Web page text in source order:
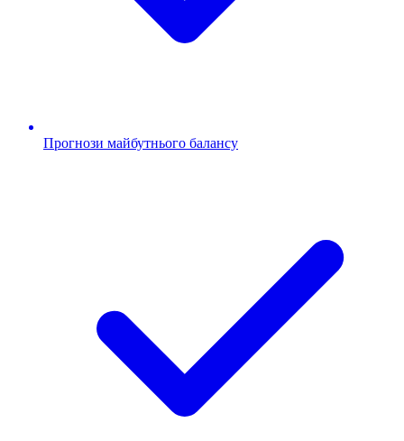
Прогнози майбутнього балансу